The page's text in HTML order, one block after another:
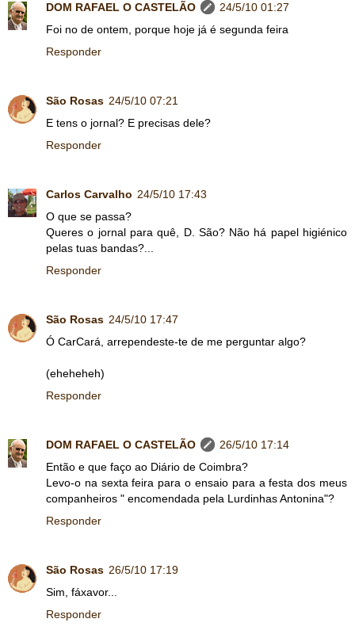
DOM RAFAEL O CASTELÃO
24/5/10 01:27
Foi no de ontem, porque hoje já é segunda feira
Responder
São Rosas 24/5/10 07:21
E tens o jornal? E precisas dele?
Responder
Carlos Carvalho 24/5/10 17:43
O que se passa?
Queres o jornal para quê, D. São? Não há papel higiénico
pelas tuas bandas?...
Responder
São Rosas 24/5/10 17:47
Ó CarCará, arrependeste-te de me perguntar algo?
(eheheheh)
Responder
DOM RAFAEL O CASTELÃO
26/5/10 17:14
Então e que faço ao Diário de Coimbra?
Levo-o na sexta feira para o ensaio para a festa dos meus
companheiros " encomendada pela Lurdinhas Antonina"?
Responder
São Rosas 26/5/10 17:19
Sim, fáxavor...
Responder